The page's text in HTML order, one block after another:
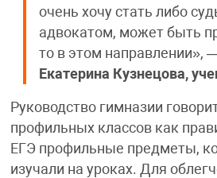
очень хочу стать либо
адвокатом, может быть
то в этом направлении»,
Екатерина Кузнецова,
Руководство гимназии
профильных классов как
ЕГЭ профильные предметы,
изучали на уроках. Для